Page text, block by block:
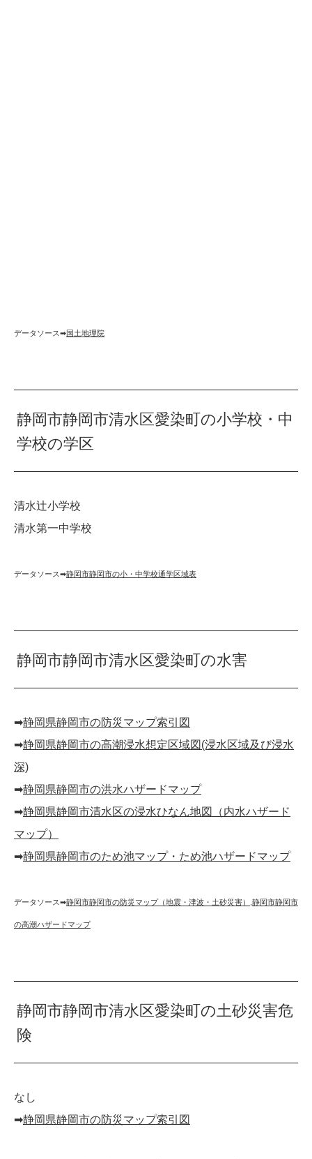
データソース➡︎国土地理院
静岡市静岡市清水区愛染町の小学校・中
学校の学区
清水辻小学校
清水第一中学校
データソース➡︎静岡市静岡市の小・中学校通学区域表
静岡市静岡市清水区愛染町の水害
➡︎静岡県静岡市の防災マップ索引図
➡︎静岡県静岡市の高潮浸水想定区域図(浸水区域及び浸水
深)
➡︎静岡県静岡市の洪水ハザードマップ
➡︎静岡県静岡市清水区の浸水ひなん地図（内水ハザード
マップ）
➡︎静岡県静岡市のため池マップ・ため池ハザードマップ
データソース➡︎静岡市静岡市の防災マップ（地震・津波・土砂災害） 静岡市静岡市
の高潮ハザードマップ
静岡市静岡市清水区愛染町の土砂災害危
険
なし
➡︎静岡県静岡市の防災マップ索引図